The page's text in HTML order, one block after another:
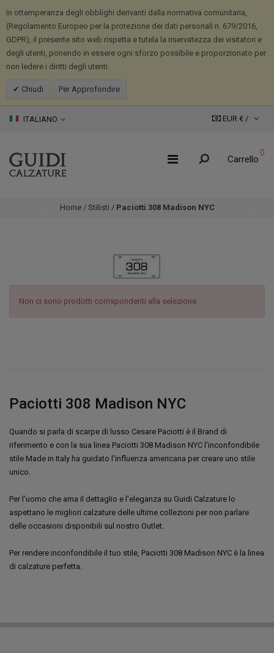
In ottemperanza degli obblighi derivanti dalla normativa comunitaria,
(Regolamento Europeo per la protezione dei dati personali n. 679/2016,
GDPR), il presente sito web rispetta e tutela la riservatezza dei visitatori e
degli utenti, ponendo in essere ogni sforzo possibile e proporzionato per
non ledere i diritti degli utenti.
Chiudi Per Approfondire
ITALIANO EUR € /
Carrello
0
Home / Stilisti / Paciotti 308 Madison NYC
Non ci sono prodotti corrispondenti alla selezione.
Paciotti 308 Madison NYC
Quando si parla di scarpe di lusso Cesare Paciotti è il Brand di
riferimento e con la sua linea Paciotti 308 Madison NYC l'inconfondibile
stile Made in Italy ha guidato l'influenza americana per creare uno stile
unico.
Per l'uomo che ama il dettaglio e l'eleganza su Guidi Calzature lo
aspettano le migliori calzature delle ultime collezioni per non parlare
delle occasioni disponibili sul nostro Outlet.
Per rendere inconfondibile il tuo stile, Paciotti 308 Madison NYC è la linea
di calzature perfetta.